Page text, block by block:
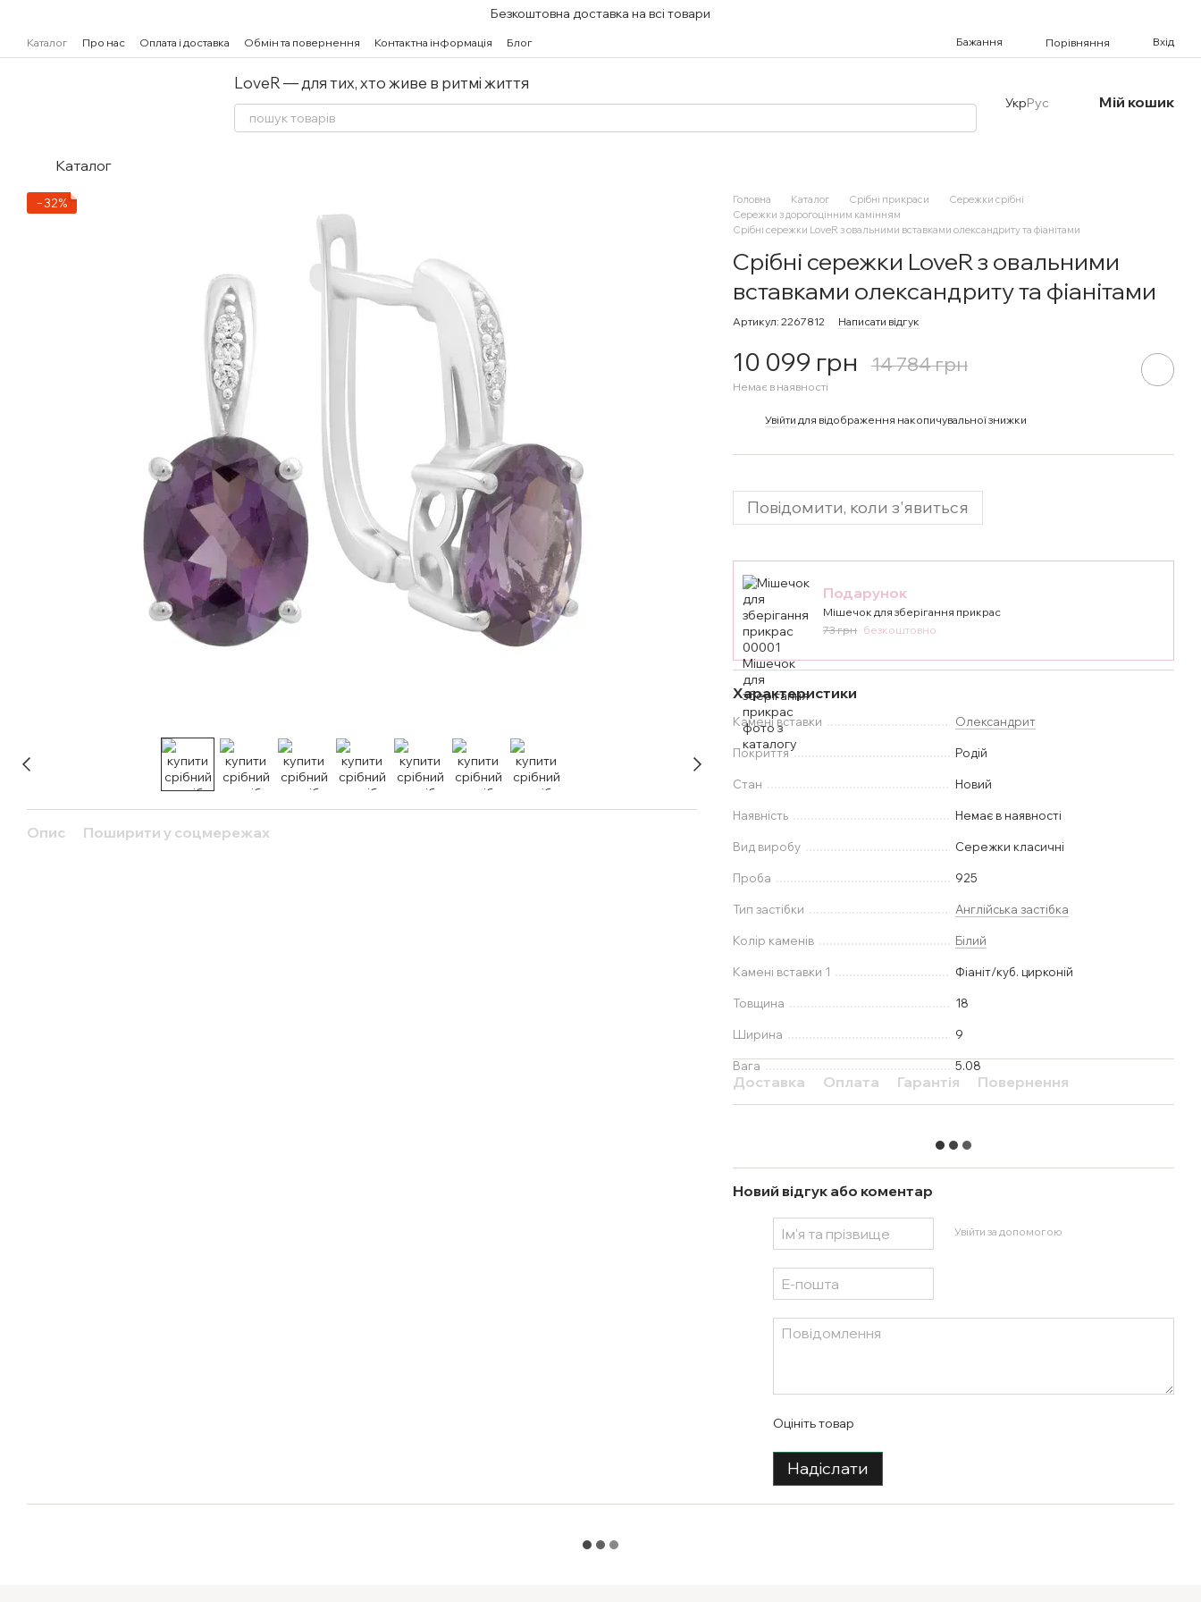
Безкоштовна доставка на всі товари
Каталог Про нас Оплата і доставка Обмін та повернення Контактна інформація Блог Бажання Порівняння Вхід
LoveR — для тих, хто живе в ритмі життя
УкрРус Мій кошик
Каталог
−32%
Опис Поширити у соцмережах
Головна Каталог Срібні прикраси
Сережки срібні
Сережки з дорогоцінним камінням
Срібні сережки LoveR з овальними вставками олександриту та фіанітами
Срібні сережки LoveR з овальними
вставками олександриту та фіанітами
Артикул: 2267812 Написати відгук
10 099 грн 14 784 грн
Немає в наявності
Увійти для відображення накопичувальної знижки
Повідомити, коли з'явиться
Подарунок
Мішечок для зберігання прикрас
73 грн безкоштовно
Характеристики
Камені вставки Олександрит
Покриття Родій
Стан Новий
Наявність Немає в наявності
Вид виробу Сережки класичні
Проба 925
Тип застібки Англійська застібка
Колір каменів Білий
Камені вставки 1 Фіаніт/куб. цирконій
Товщина 18
Ширина 9
Вага 5.08
Доставка Оплата Гарантія Повернення
Новий відгук або коментар
Увійти за допомогою
Оцініть товар
Надіслати